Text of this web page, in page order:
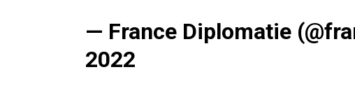
— France Diplomatie
2022